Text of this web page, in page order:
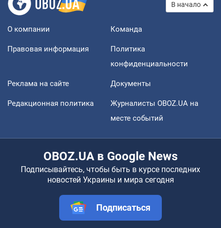
В начало
О компании Команда
Правовая информация
Политика
конфиденциальности
Реклама на сайте Документы
Редакционная политика
Журналисты OBOZ.UA на
месте событий
OBOZ.UA в Google News
Подписывайтесь, чтобы быть в курсе последних
новостей Украины и мира сегодня
Подписаться